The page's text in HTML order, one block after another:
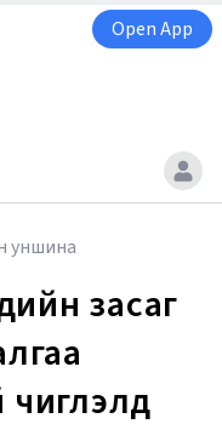
Open App
уншина
засаг